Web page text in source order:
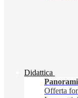
Didattica
Offerta